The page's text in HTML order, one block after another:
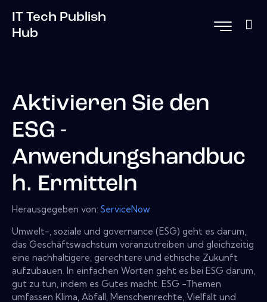
IT Tech Publish
Hub
Aktivieren Sie den
ESG -
Anwendungshandbuc
h. Ermitteln
Herausgegeben von: ServiceNow
Umwelt-, soziale und governance (ESG) geht es darum,
das Geschäftswachstum voranzutreiben und gleichzeitig
eine nachhaltigere, gerechtere und ethische Zukunft
aufzubauen. In einfachen Worten geht es bei ESG darum,
gut zu tun, indem es Gutes macht. ESG -Themen
umfassen Klima, Abfall, Menschenrechte, Vielfalt und